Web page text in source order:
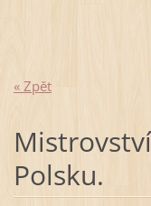
« Zpět
Polsku.